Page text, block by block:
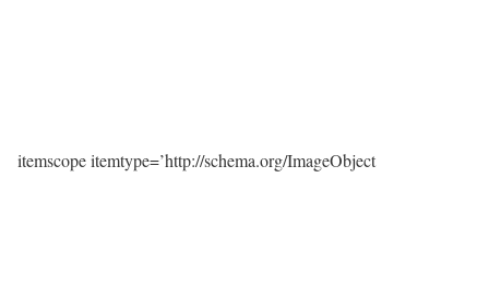
itemscope itemtype=’http://schema.org/ImageObject